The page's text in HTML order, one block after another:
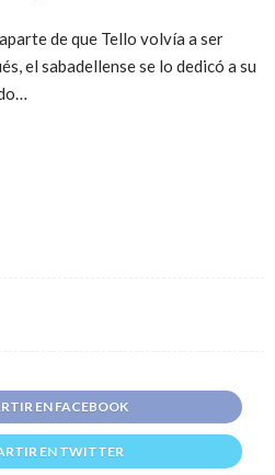
de que Tello volvía a ser
el sabadellense se lo dedicó a su
EN FACEBOOK
EN TWITTER